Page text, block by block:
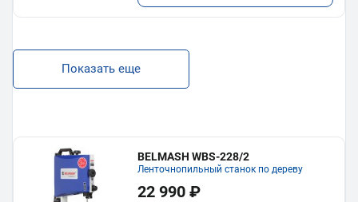
Показать еще
BELMASH WBS-228/2
Ленточнопильный станок по дереву
22 990 ₽